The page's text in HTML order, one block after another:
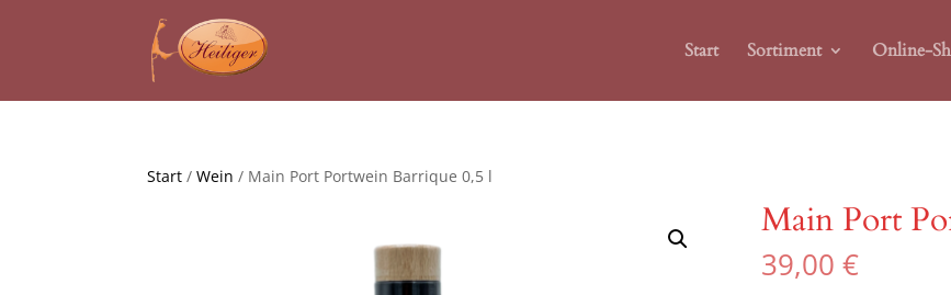
Start Sortiment Online-
Start /Wein / Main Port Portwein Barrique 0,5 l
Main Port
39,00 €